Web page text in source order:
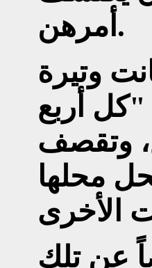
أمرهن.
وتيرة
"كل أربع
وتقصف
محلها
عن تلك